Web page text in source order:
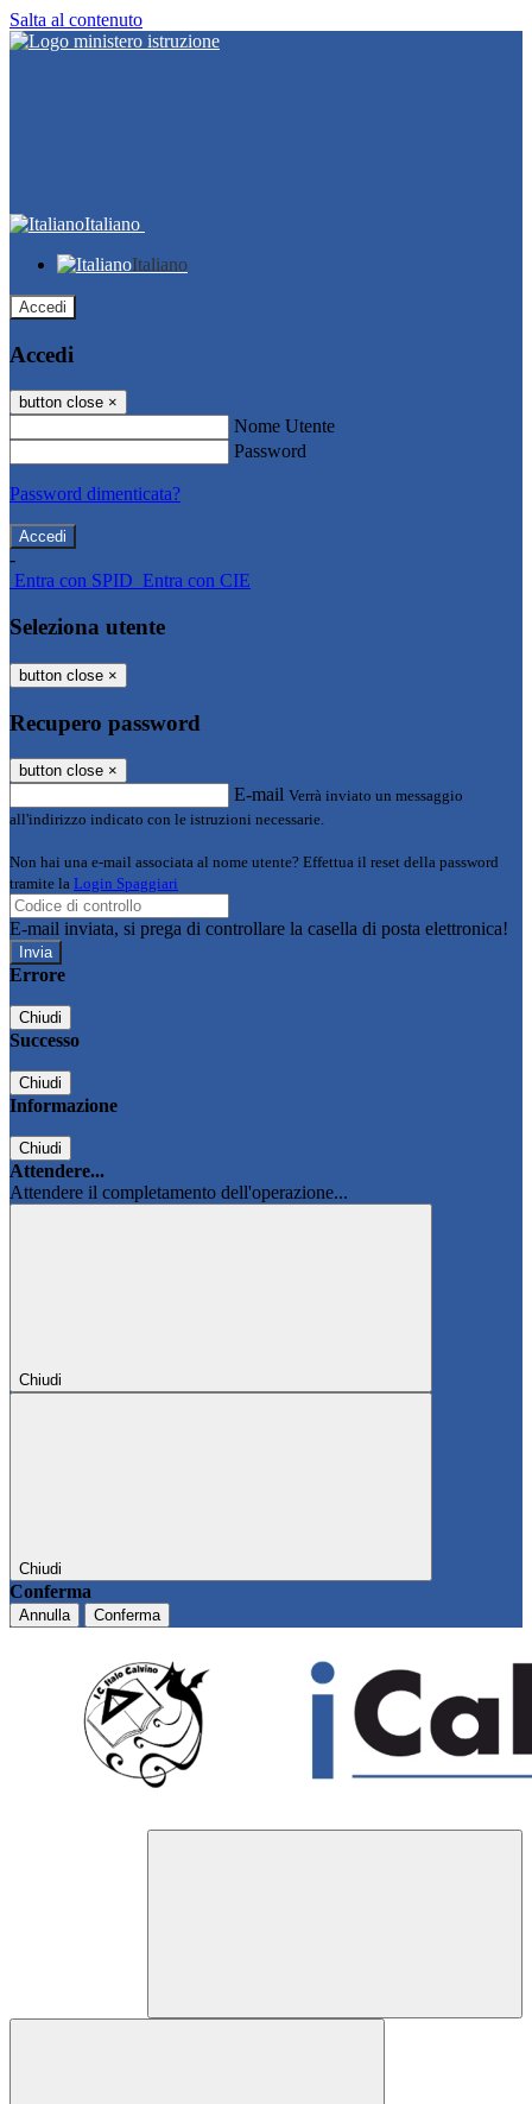
Salta al contenuto
Italiano
Italiano
Accedi
Accedi
button close ×
Nome Utente
Password
Password dimenticata?
-
Entra con SPID Entra con CIE
Seleziona utente
button close ×
Recupero password
button close ×
E-mail Verrà inviato un messaggio
all'indirizzo indicato con le istruzioni necessarie.
Non hai una e-mail associata al nome utente? Effettua il reset della password
tramite la Login Spaggiari
E-mail inviata, si prega di controllare la casella di posta elettronica!
Errore
Chiudi
Successo
Chiudi
Informazione
Chiudi
Attendere...
Attendere il completamento dell'operazione...
Chiudi
Chiudi
Conferma
Annulla Conferma